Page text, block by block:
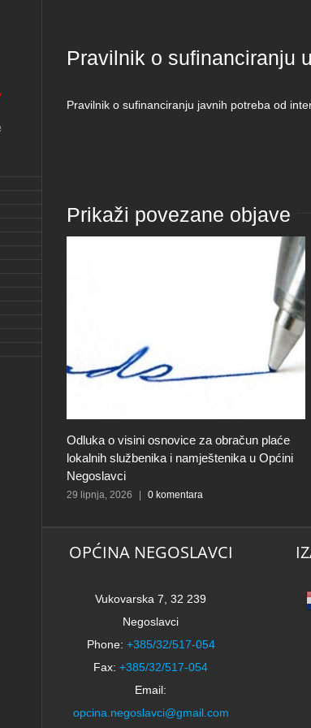
Pravilnik o sufinanciranju
Pravilnik o sufinanciranju javnih potreba od
Prikaži povezane objave
Odluka o visini osnovice za obračun plaće
lokalnih službenika i namještenika u Općini
Negoslavci
29 lipnja, 2026 0 komentara
OPĆINA NEGOSLAVCI
Vukovarska 7, 32 239
Negoslavci
Phone: +385/32/517-054
Fax: +385/32/517-054
Email:
opcina.negoslavci@gmail.com